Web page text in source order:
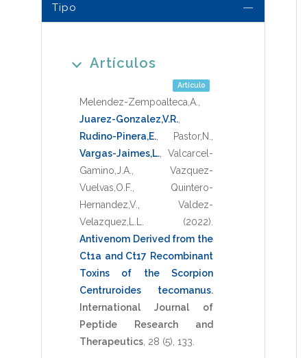
Tipo
Artículos
Artículo
Melendez-Zempoalteca,A.
Juarez-Gonzalez,V.R.
Rudino-Pinera,E.
Pastor,N.
Vargas-Jaimes,L.
Valcarcel-
Gamino,J.A.
Vazquez-
Vuelvas,O.F.
Quintero-
Hernandez,V.
Valdez-
Velazquez,L.L.
(2022)
Antivenom Derived from the
Ct1a and Ct17 Recombinant
Toxins of the Scorpion
Centruroides tecomanus.
International Journal of
Peptide Research and
Therapeutics 28 (5), 133